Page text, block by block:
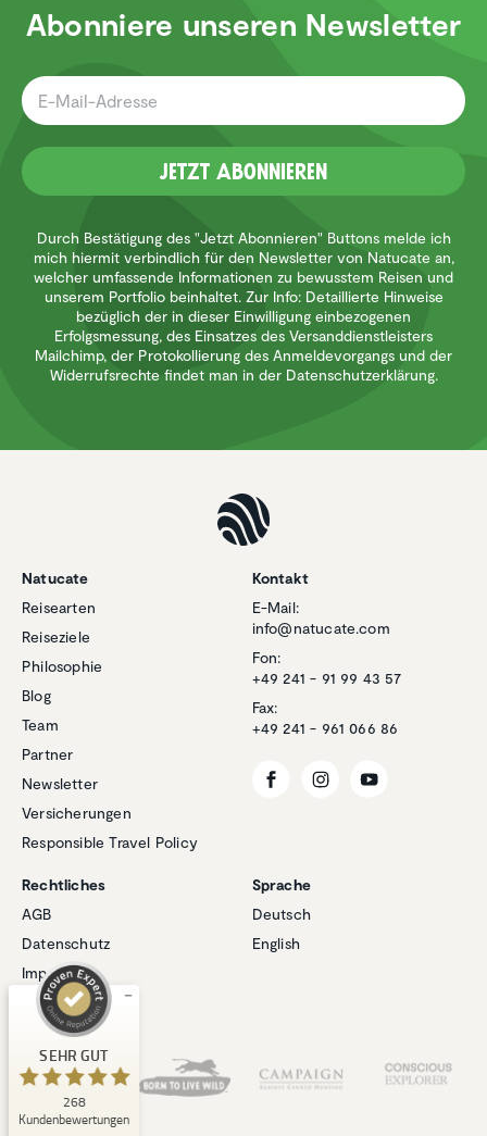
Abonniere unseren Newsletter
Jetzt Abonnieren
Durch Bestätigung des "Jetzt Abonnieren" Buttons melde ich
mich hiermit verbindlich für den Newsletter von Natucate an,
welcher umfassende Informationen zu bewusstem Reisen und
unserem Portfolio beinhaltet. Zur Info: Detaillierte Hinweise
bezüglich der in dieser Einwilligung einbezogenen
Erfolgsmessung, des Einsatzes des Versanddienstleisters
Mailchimp, der Protokollierung des Anmeldevorgangs und der
Widerrufsrechte findet man in der Datenschutzerklärung.
Natucate
Reisearten
Reiseziele
Philosophie
Blog
Team
Partner
Newsletter
Versicherungen
Responsible Travel Policy
Kontakt
E-Mail:
info@natucate.com
Fon:
+49 241 - 91 99 43 57
Fax:
+49 241 - 961 066 86
Rechtliches
AGB
Datenschutz
Impressum
Cookies
Sprache
Deutsch
English
SEHR GUT
268
Kundenbewertungen
Kundenbewertungen und Erfahrungen zu
Empfehlungen auf
SEHR GUT
4,94
/
5,00
ProvenExpert.com
267
anderen Quellen
Blick aufs ProvenExpert-Profil werfen